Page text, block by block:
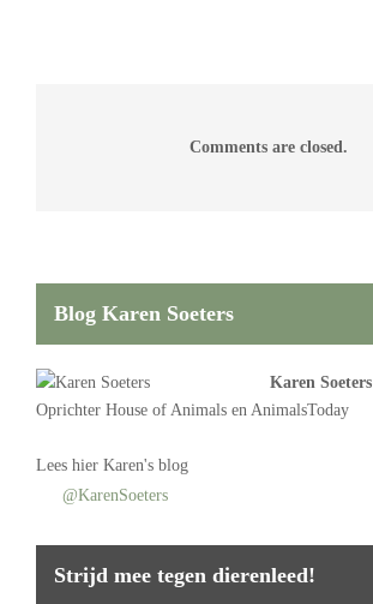
Comments are closed.
Blog Karen Soeters
Karen Soeters
Oprichter House of Animals en AnimalsToday
Lees hier Karen's blog
@KarenSoeters
Strijd mee tegen dierenleed!